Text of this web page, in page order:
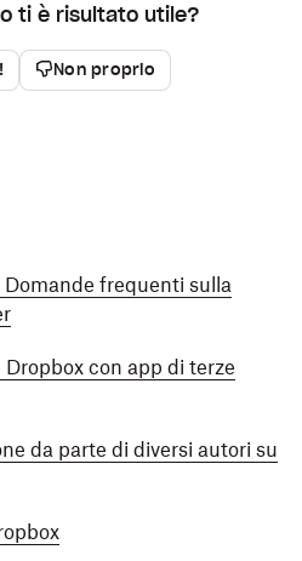
ti è risultato utile?
Non proprio
frequenti sulla
con app di terze
da parte di diversi autori su